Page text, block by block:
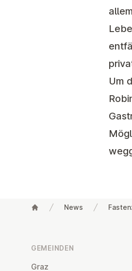
Um
News
GEMEINDEN
Graz